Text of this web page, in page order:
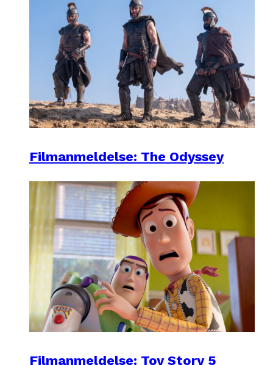
Filmanmeldelse: The Odyssey
Filmanmeldelse: Toy Story 5